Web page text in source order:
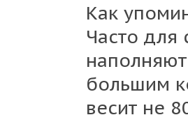
Как
Часто для
большим
весит не